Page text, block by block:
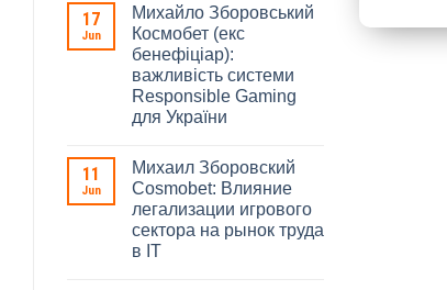
17
Jun
Михайло Зборовський
Космобет (екс
бенефіціар):
важливість системи
Responsible Gaming
для України
11
Jun
Михаил Зборовский
Cosmobet: Влияние
легализации игрового
сектора на рынок труда
в IT